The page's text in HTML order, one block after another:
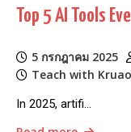
Top 5 AI Tools
5 กรกฎาคม 2025
Teach with
In 2025, artifi…